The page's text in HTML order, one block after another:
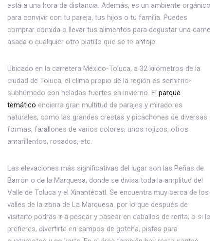
está a una hora de distancia. Además, es un ambiente orgánico
para convivir con tu pareja, tus hijos o tu familia. Puedes
comprar comida o llevar tus alimentos para degustar una carne
asada o cualquier otro platillo que se te antoje.
Ubicado en la carretera México-Toluca, a 32 kilómetros de la
ciudad de Toluca; el clima propio de la región es semifrío-
subhúmedo con heladas fuertes en invierno. El parque
temático encierra gran multitud de parajes y miradores
naturales, como las grandes crestas y picachones de diversas
formas, farallones de varios colores, unos rojizos, otros
amarillentos, rosados, etc.
Las elevaciones más significativas del lugar son las Peñas de
Barrón o de la Mar­quesa, donde se divisa toda la amplitud del
Valle de Toluca y el Xinantécatl. Se encuentra muy cerca de los
valles de la zona de La Marquesa, por lo que después de
visitarlo podrás ir a pescar y pasear en caballos de renta; o si lo
prefieres, divertirte en campos de gotcha, pistas para